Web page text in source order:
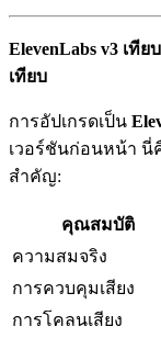
ElevenLabs v3 เที
เทียบ
การอัปเกรดเป็น
เวอร์ชันก่อนหน้า นี่
สำคัญ:
คุณสมบัติ
ความสมจริง
การควบคุมเสียง
การโคลนเสียง